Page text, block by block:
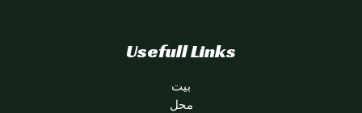
Usefull Links
بيت
محل